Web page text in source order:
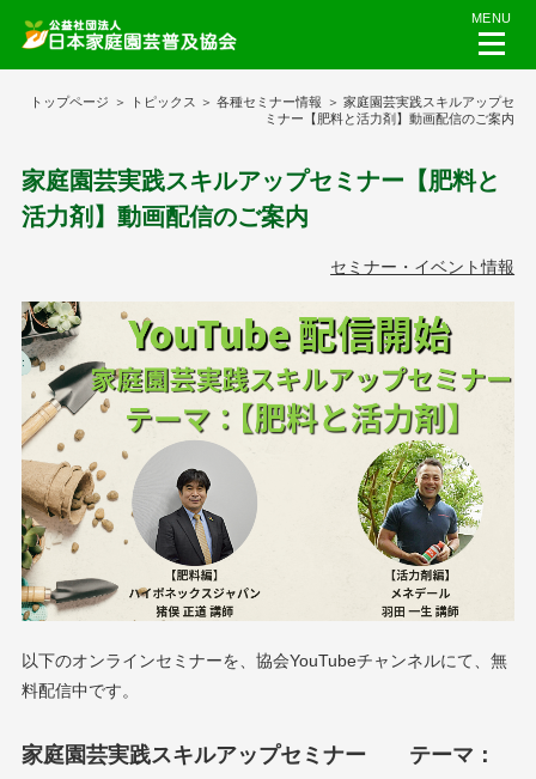
MENU
トップページ トピックス 各種セミナー情報
家庭園芸実践スキルアップセ
ミナー【肥料と活力剤】動画配信のご案内
家庭園芸実践スキルアップセミナー【肥料と
活力剤】動画配信のご案内
セミナー・イベント情報
以下のオンラインセミナーを、協会YouTubeチャンネルにて、無
料配信中です。
家庭園芸実践スキルアップセミナー テーマ：